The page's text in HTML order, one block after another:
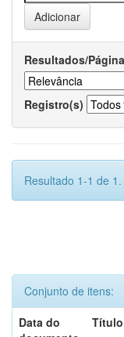
Resultados/Página
Registro(s)
Resultado 1-1 de 1.
Conjunto de itens:
Data do
Título